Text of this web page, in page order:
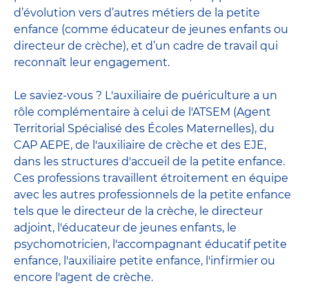
d’évolution vers d’autres métiers de la petite
enfance (comme éducateur de jeunes enfants ou
directeur de crèche), et d’un cadre de travail qui
reconnaît leur engagement.
Le saviez-vous ? L'auxiliaire de puériculture a un
rôle complémentaire à celui de l'ATSEM (Agent
Territorial Spécialisé des Écoles Maternelles), du
CAP AEPE, de l'auxiliaire de crèche et des EJE,
dans les structures d'accueil de la petite enfance.
Ces professions travaillent étroitement en équipe
avec les autres professionnels de la petite enfance
tels que le directeur de la crèche, le directeur
adjoint, l'éducateur de jeunes enfants, le
psychomotricien, l'accompagnant éducatif petite
enfance, l'auxiliaire petite enfance, l'infirmier ou
encore l'agent de crèche.